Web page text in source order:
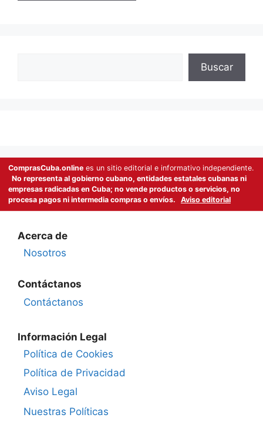
Buscar
ComprasCuba.online es un sitio editorial e informativo independiente.
No representa al gobierno cubano, entidades estatales cubanas ni
empresas radicadas en Cuba; no vende productos o servicios, no
procesa pagos ni intermedia compras o envíos.
Aviso editorial
Acerca de
Nosotros
Contáctanos
Contáctanos
Información Legal
Política de Cookies
Política de Privacidad
Aviso Legal
Nuestras Políticas